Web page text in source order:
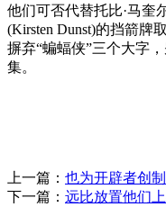
他们可否代替托比·马奎
(Kirsten Dunst)的挡箭牌
摒弃“蝙蝠侠”三个大字
集。
上一篇： 也为开辟者创
下一篇： 远比放置他们